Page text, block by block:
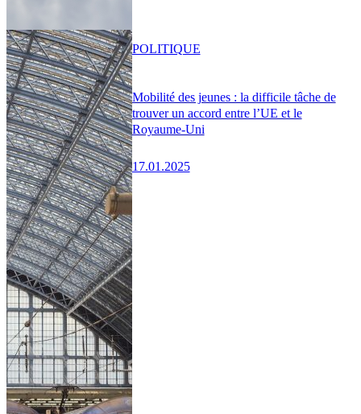
Mobilité des jeunes : la difficile tâche de
trouver un accord entre l’UE et le
Royaume-Uni
17.01.2025
POLITIQUE